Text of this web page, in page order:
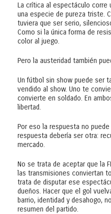
La crítica al espectáculo corre
una especie de pureza triste.
tuviera que ser serio,
Como si la única forma de
color al juego.
Pero la austeridad también
Un fútbol sin show puede ser
vendido al show. Uno te
convierte en soldado. En
libertad.
Por eso la respuesta no puede
respuesta debería ser otra:
mercado.
No se trata de aceptar que la
las transmisiones conviertan
trata de disputar ese
dueños. Hacer que el gol
barrio, identidad y desahogo,
resumen del partido.